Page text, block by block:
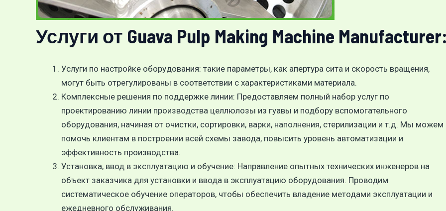
Услуги от Guava Pulp Making Machine
Услуги по настройке оборудования: такие параметры, как апертура сита и скорость вращения,
могут быть отрегулированы в соответствии с характеристиками материала.
Комплексные решения по поддержке линии: Предоставляем полный набор услуг по
проектированию линии производства целлюлозы из гуавы и подбору вспомогательного
оборудования, начиная от очистки, сортировки, варки, наполнения, стерилизации и т.д. Мы можем
помочь клиентам в построении всей схемы завода, повысить уровень автоматизации и
эффективность производства.
Установка, ввод в эксплуатацию и обучение: Направление опытных технических инженеров на
объект заказчика для установки и ввода в эксплуатацию оборудования. Проводим
систематическое обучение операторов, чтобы обеспечить владение методами эксплуатации и
ежедневного обслуживания.